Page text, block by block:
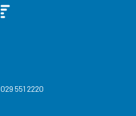
029 551 2220